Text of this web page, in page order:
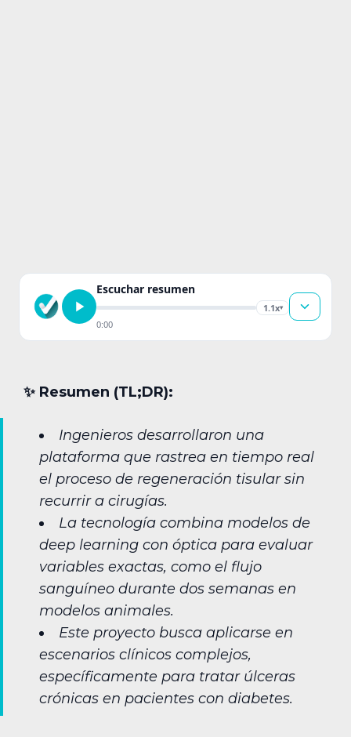
Escuchar resumen
1.1x▾
0:00
✨︎ Resumen (TL;DR):
Ingenieros desarrollaron una
plataforma que rastrea en tiempo real
el proceso de regeneración tisular sin
recurrir a cirugías.
La tecnología combina modelos de
deep learning con óptica para evaluar
variables exactas, como el flujo
sanguíneo durante dos semanas en
modelos animales.
Este proyecto busca aplicarse en
escenarios clínicos complejos,
específicamente para tratar úlceras
crónicas en pacientes con diabetes.